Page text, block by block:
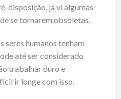
disposição, já vi algumas
se tornarem obsoletas.
seres humanos tenham
até ser considerado
trabalhar duro e
ir longe com isso.